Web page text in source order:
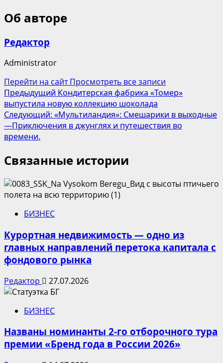
Об авторе
Редактор
Administrator
Перейти на сайтПросмотреть все записи
Навигация
записи
Предыдущий Кондитерская фабрика «Томер»
выпустила новую коллекцию шоколада
Следующий: «Мультиландия»: Смешарики в выходные
—Приключения в джунглях и путешествия во
времени.
Связанные истории
БИЗНЕС
Курортная недвижимость — одно из
главных направлений перетока капитала с
фондового рынка
Редактор 27.07.2026
БИЗНЕС
Названы номинанты 2-го отборочного тура
премии «Бренд года в России 2026»